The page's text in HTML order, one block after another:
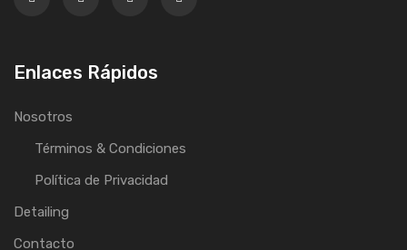
Enlaces Rápidos
Nosotros
Términos & Condiciones
Política de Privacidad
Detailing
Contacto